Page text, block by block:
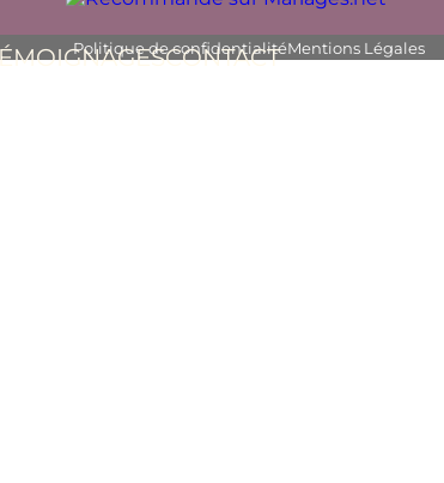
CONTACT
Politique de confidentialitéMentions Légales